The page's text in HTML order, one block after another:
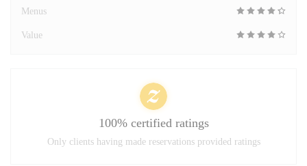
Menus
Value
100% certified ratings
Only clients having made reservations provided ratings